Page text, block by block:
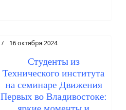
16 октября 2024
Студенты из
Технического института
на семинаре Движения
Первых во Владивостоке: